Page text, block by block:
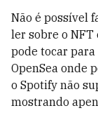
Não é possível
ler sobre o
pode tocar
OpenSea onde
o Spotify não
mostrando